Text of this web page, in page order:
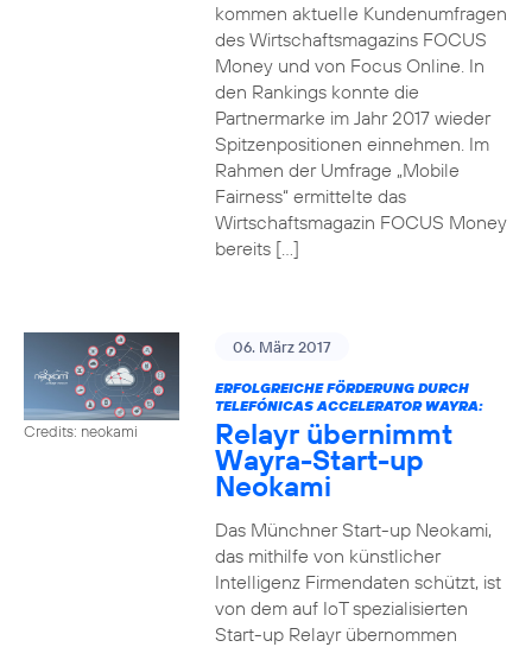
kommen aktuelle Kundenumfragen
des Wirtschaftsmagazins FOCUS
Money und von Focus Online. In
den Rankings konnte die
Partnermarke im Jahr 2017 wieder
Spitzenpositionen einnehmen. Im
Rahmen der Umfrage „Mobile
Fairness“ ermittelte das
Wirtschaftsmagazin FOCUS Money
bereits […]
Credits: neokami
06. März 2017
ERFOLGREICHE FÖRDERUNG DURCH
TELEFÓNICAS ACCELERATOR WAYRA:
Relayr übernimmt
Wayra-Start-up
Neokami
Das Münchner Start-up Neokami,
das mithilfe von künstlicher
Intelligenz Firmendaten schützt, ist
von dem auf IoT spezialisierten
Start-up Relayr übernommen